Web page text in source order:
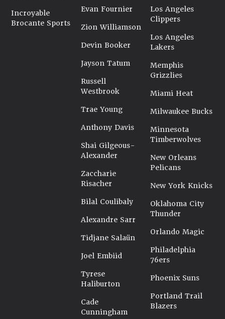
Incroyable
Brocante Sports
Evan Fournier
Zion Williamson
Devin Booker
Jayson Tatum
Russell
Westbrook
Trae Young
Anthony Davis
Shai Gilgeous-
Alexander
Zaccharie
Risacher
Bilal Coulibaly
Alexandre Sarr
Tidjane Salaün
Joel Embiid
Tyrese
Haliburton
Cade
Cunningham
Los Angeles
Clippers
Los Angeles
Lakers
Memphis
Grizzlies
Miami Heat
Milwaukee Bucks
Minnesota
Timberwolves
New Orleans
Pelicans
New York Knicks
Oklahoma City
Thunder
Orlando Magic
Philadelphia
76ers
Phoenix Suns
Portland Trail
Blazers